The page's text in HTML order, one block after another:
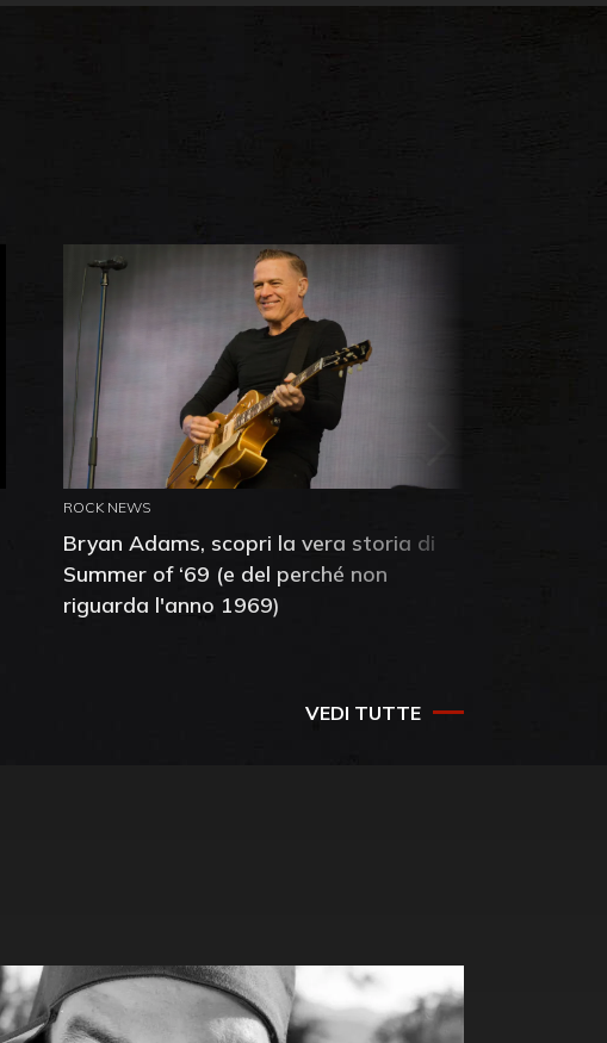
ROCK NEWS
Bryan Adams, scopri la vera storia di
Summer of ‘69 (e del perché non
riguarda l'anno 1969)
VEDI TUTTE